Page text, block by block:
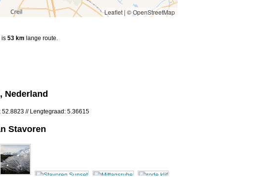
Leaflet | © OpenStreetMap
is 53 km lange route.
Nederland
52.8823 // Lengtegraad: 5.36615
Stavoren